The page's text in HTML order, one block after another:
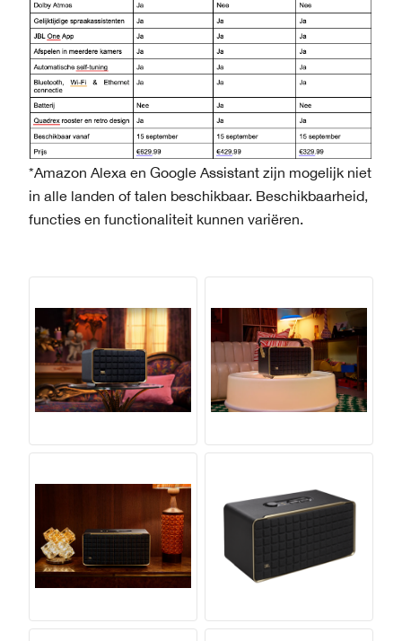
*Amazon Alexa en Google Assistant zijn mogelijk niet
in alle landen of talen beschikbaar. Beschikbaarheid,
functies en functionaliteit kunnen variëren.